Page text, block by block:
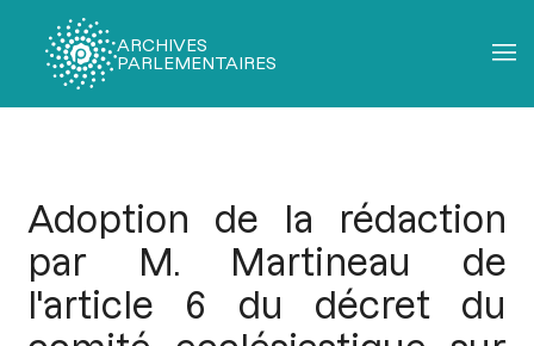
ARCHIVES
PARLEMENTAIRES
Adoption de la rédaction
par M. Martineau de
l'article 6 du décret du